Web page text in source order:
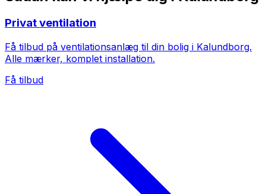
Privat ventilation
Få tilbud på ventilationsanlæg til din bolig i Kalundborg.
Alle mærker, komplet installation.
Få tilbud